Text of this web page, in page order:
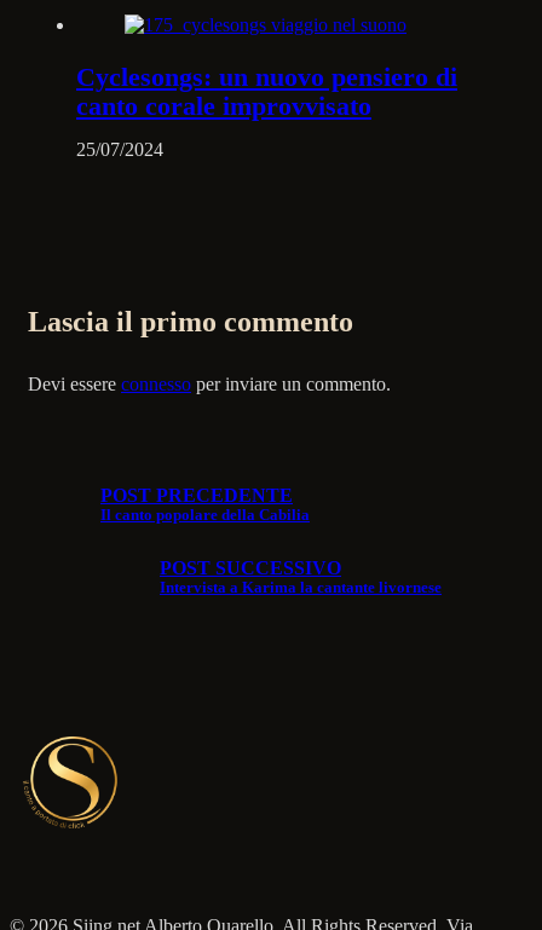
Cyclesongs: un nuovo pensiero di
canto corale improvvisato
25/07/2024
Lascia il primo commento
Devi essere connesso per inviare un commento.
POST PRECEDENTE
Il canto popolare della Cabilia
POST SUCCESSIVO
Intervista a Karima la cantante livornese
© 2026 Siing.net Alberto Quarello, All Rights Reserved. Via